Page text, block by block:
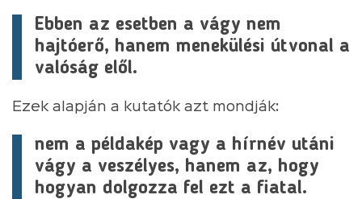
Ebben az esetben a vágy nem
hajtóerő, hanem menekülési útvonal a
valóság elől.
Ezek alapján a kutatók azt mondják:
nem a példakép vagy a hírnév utáni
vágy a veszélyes, hanem az, hogy
hogyan dolgozza fel ezt a fiatal.